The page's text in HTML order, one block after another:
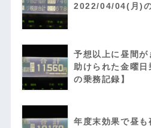
2022/04/04(月)の
予想以上に昼間が
助けられた金曜
の乗務記録】
年度末効果で昼も